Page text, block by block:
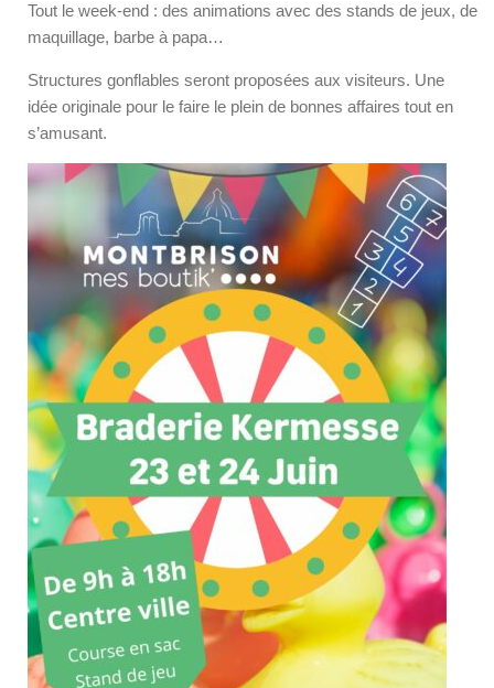
Tout le week-end : des animations avec des stands de jeux, de
maquillage, barbe à papa…
Structures gonflables seront proposées aux visiteurs. Une
idée originale pour le faire le plein de bonnes affaires tout en
s’amusant.